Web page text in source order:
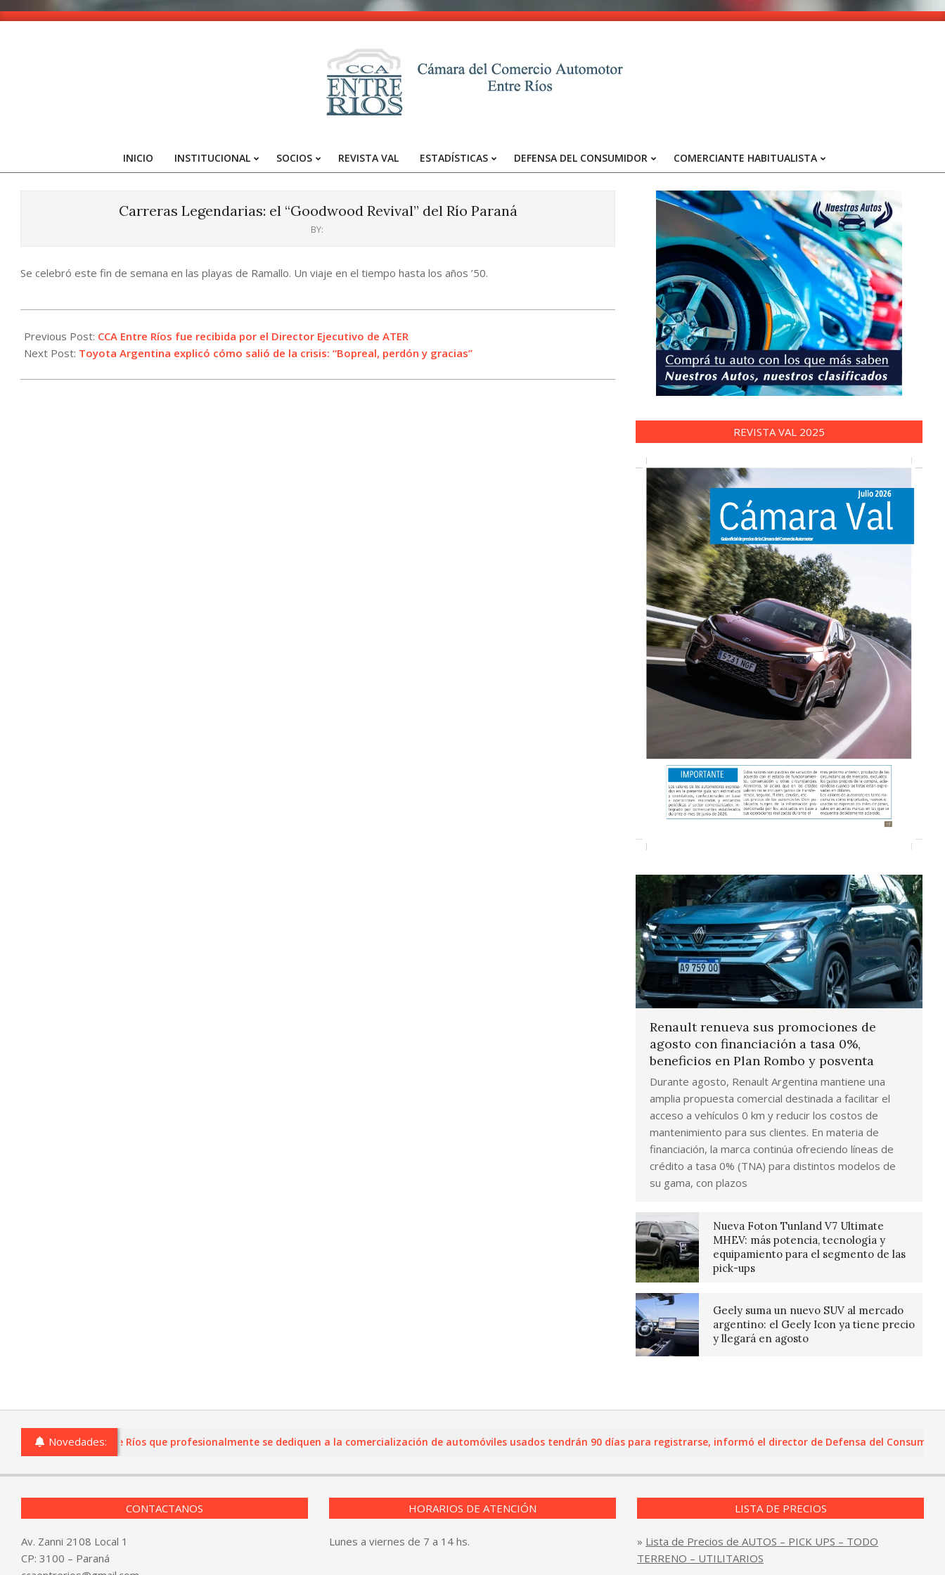
Skip
-
Entre
Primary
INICIO INSTITUCIONAL SOCIOS REVISTA VAL ESTADÍSTICAS DEFENSA DEL CONSUMIDOR COMERCIANTE HABITUALISTA
Carreras Legendarias: el “Goodwood Revival” del Río Paraná
BY:
Se celebró este fin de semana en las playas de Ramallo. Un viaje en el tiempo hasta los años ’50.
09-
17
Previous Post: CCA Entre Ríos fue recibida por el Director Ejecutivo de ATER
Next Post: Toyota Argentina explicó cómo salió de la crisis: “Bopreal, perdón y gracias”
REVISTA VAL 2025
Renault renueva sus promociones de
agosto con financiación a tasa 0%,
beneficios en Plan Rombo y posventa
Durante agosto, Renault Argentina mantiene una
amplia propuesta comercial destinada a facilitar el
acceso a vehículos 0 km y reducir los costos de
mantenimiento para sus clientes. En materia de
financiación, la marca continúa ofreciendo líneas de
crédito a tasa 0% (TNA) para distintos modelos de
su gama, con plazos
Nueva Foton Tunland V7 Ultimate
MHEV: más potencia, tecnología y
equipamiento para el segmento de las
pick-ups
Geely suma un nuevo SUV al mercado
argentino: el Geely Icon ya tiene precio
y llegará en agosto
Novedades:
comercios de Entre Ríos que profesionalmente se dediquen a la comercialización de automóviles usados tendrán 90 días para registrarse, informó el director de Defensa del Consumidor y
CONTACTANOS
Av. Zanni 2108 Local 1
CP: 3100 – Paraná
HORARIOS DE ATENCIÓN
Lunes a viernes de 7 a 14 hs.
LISTA DE PRECIOS
» Lista de Precios de AUTOS – PICK UPS – TODO
TERRENO – UTILITARIOS